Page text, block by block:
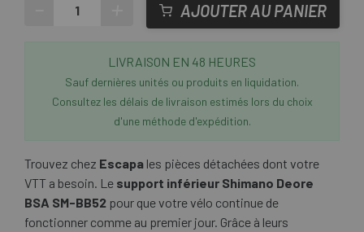
AJOUTER AU PANIER
LIVRAISON EN 48 HEURES
Sauf dernières unités ou produits en liquidation.
Consultez les délais de livraison estimés lors du choix
d'une méthode d'expédition.
Trouvez chez Escapa les pièces détachées dont votre
VTT a besoin. Le support inférieur Shimano Deore
BSA SM-BB52 pour que votre vélo continue de
fonctionner comme au premier jour. Grâce à leurs